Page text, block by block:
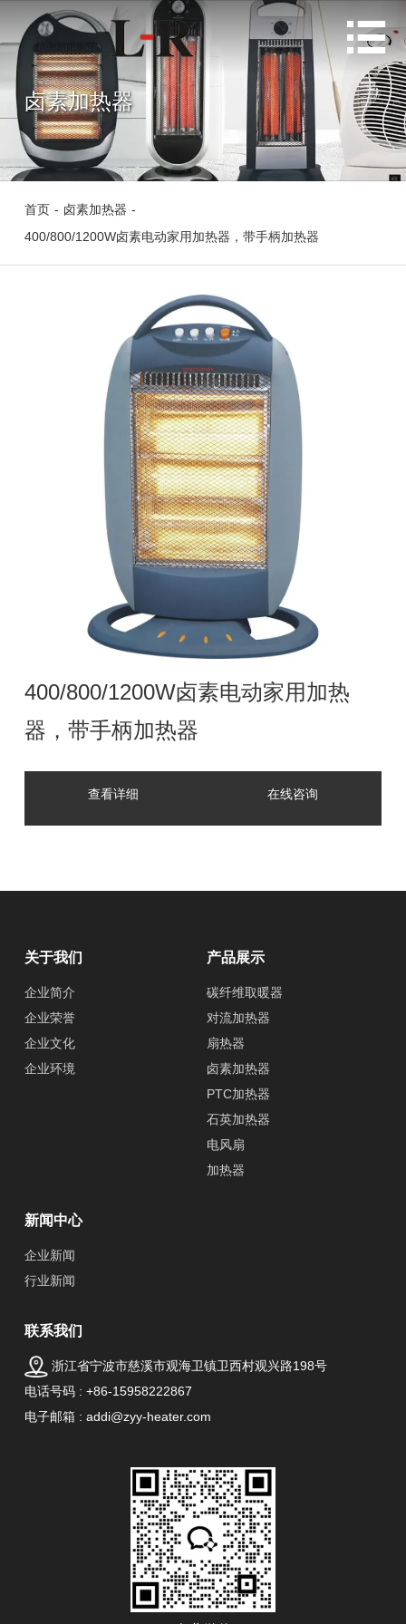

卤素加热器
首页 - 卤素加热器 -
400/800/1200W卤素电动家用加热器，带手柄加热器
400/800/1200W卤素电动家用加热
器，带手柄加热器
查看详细 在线咨询
关于我们
企业简介
企业荣誉
企业文化
企业环境
产品展示
碳纤维取暖器
对流加热器
扇热器
卤素加热器
PTC加热器
石英加热器
电风扇
加热器
新闻中心
企业新闻
行业新闻
联系我们
浙江省宁波市慈溪市观海卫镇卫西村观兴路198号
电话号码 : +86-15958222867
电子邮箱 : addi@zyy-heater.com